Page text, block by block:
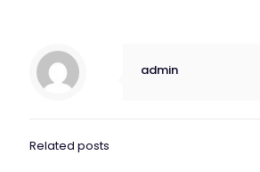
admin
Related posts